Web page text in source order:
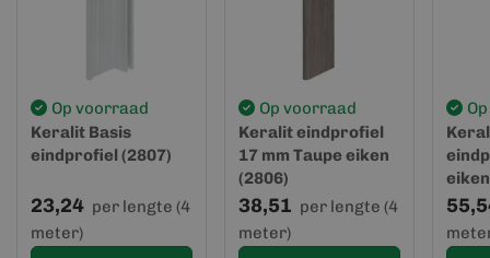
Op voorraad
Keralit Basis
eindprofiel (2807)
23,24 per lengte (4
meter)
Op voorraad
Keralit eindprofiel
17 mm Taupe eiken
(2806)
38,51 per lengte (4
meter)